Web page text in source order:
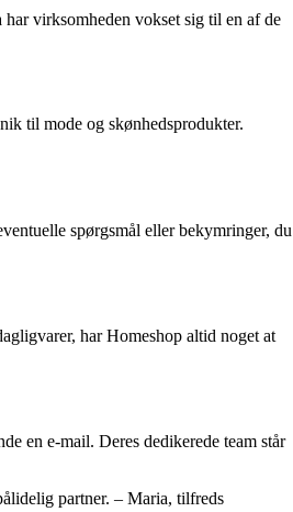
virksomheden vokset sig til en af de
til mode og skønhedsprodukter.
spørgsmål eller bekymringer, du
har Homeshop altid noget at
en e-mail. Deres dedikerede team står
partner. – Maria, tilfreds